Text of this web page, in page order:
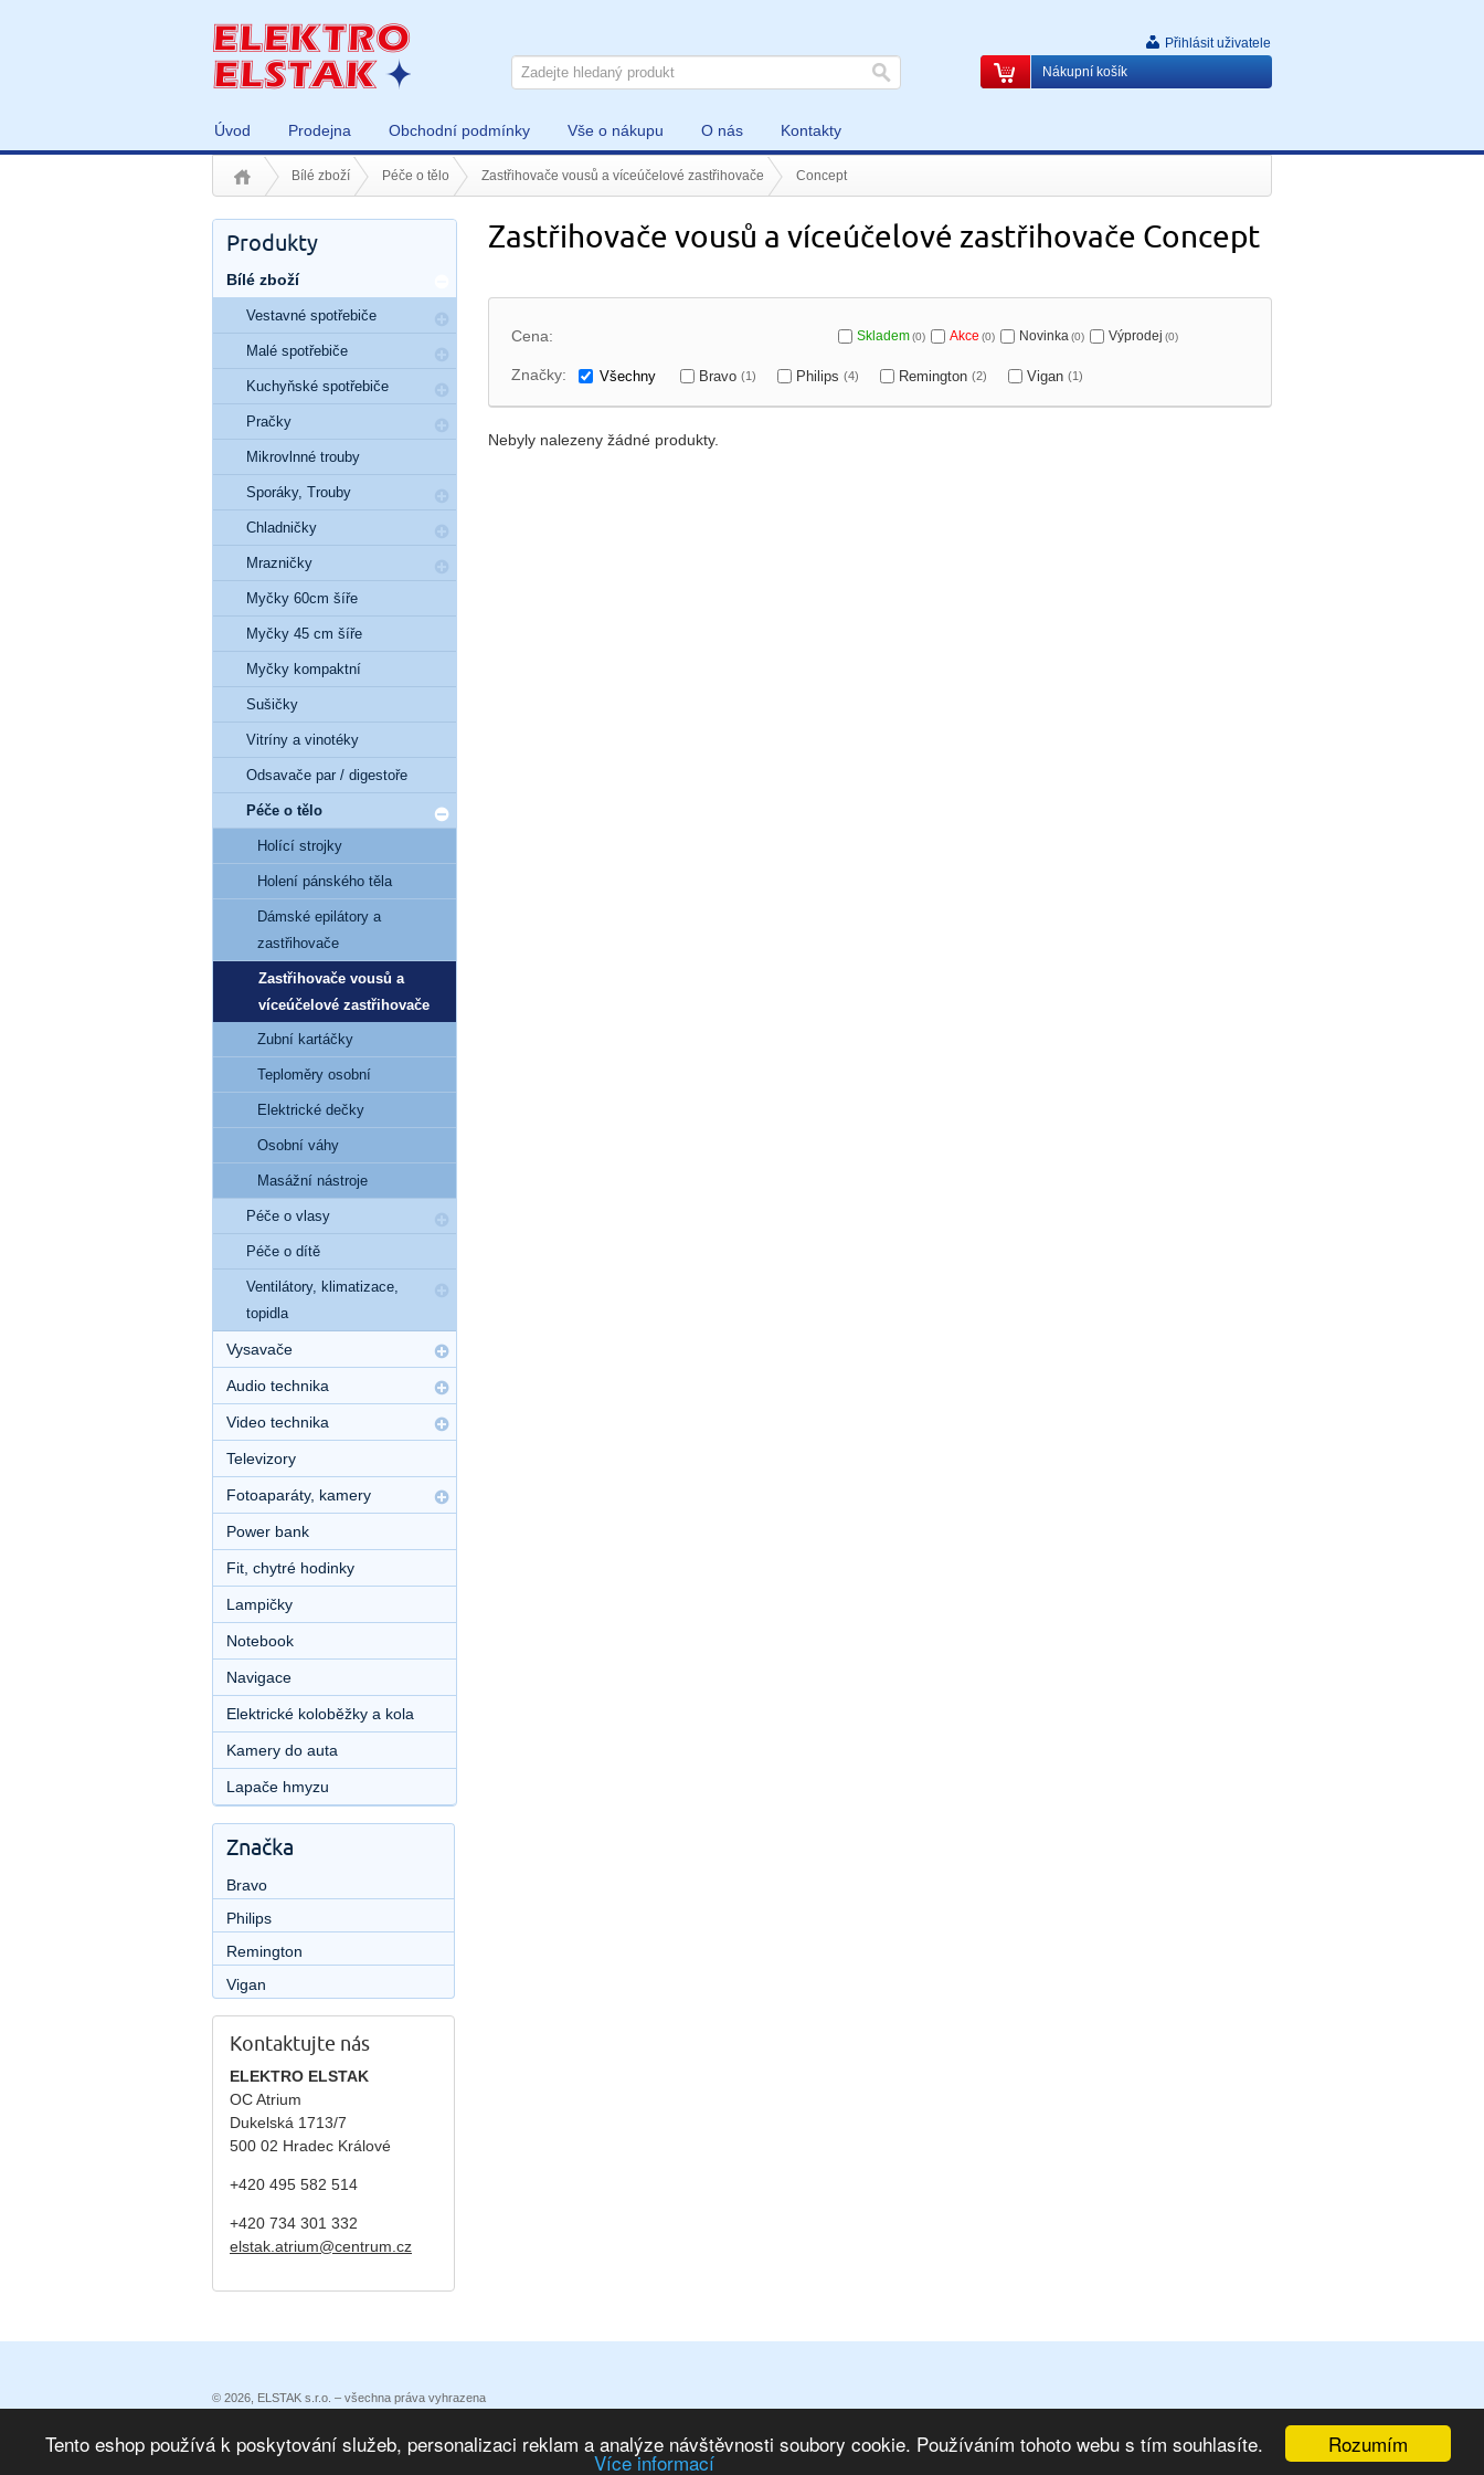
Rozumím
Tento eshop používá k poskytování služeb, personalizaci reklam a analýze návštěvnosti soubory cookie. Používáním tohoto webu s tím souhlasíte.
Více informací
Úvod Prodejna Obchodní podmínky Vše o nákupu O nás Kontakty
Přihlásit uživatele
Nákupní košík
Bílé zboží Péče o tělo Zastřihovače vousů a víceúčelové zastřihovače Concept
Zastřihovače vousů a víceúčelové zastřihovače Concept
Cena: Skladem(0) Akce (0) Novinka(0) Výprodej (0)
Značky: Všechny Bravo (1) Philips (4) Remington (2) Vigan (1)
Nebyly nalezeny žádné produkty.
Produkty
Bílé zboží
Vestavné spotřebiče
Malé spotřebiče
Kuchyňské spotřebiče
Pračky
Mikrovlnné trouby
Sporáky, Trouby
Chladničky
Mrazničky
Myčky 60cm šíře
Myčky 45 cm šíře
Myčky kompaktní
Sušičky
Vitríny a vinotéky
Odsavače par / digestoře
Péče o tělo
Holící strojky
Holení pánského těla
Dámské epilátory a
zastřihovače
Zastřihovače vousů a
víceúčelové zastřihovače
Zubní kartáčky
Teploměry osobní
Elektrické dečky
Osobní váhy
Masážní nástroje
Péče o vlasy
Péče o dítě
Ventilátory, klimatizace,
topidla
Vysavače
Audio technika
Video technika
Televizory
Fotoaparáty, kamery
Power bank
Fit, chytré hodinky
Lampičky
Notebook
Navigace
Elektrické koloběžky a kola
Kamery do auta
Lapače hmyzu
Značka
Bravo
Philips
Remington
Vigan
Kontaktujte nás
ELEKTRO ELSTAK
OC Atrium
Dukelská 1713/7
500 02 Hradec Králové
+420 495 582 514
+420 734 301 332
elstak.atrium@centrum.cz
© 2026, ELSTAK s.r.o. – všechna práva vyhrazena
Eshop vytvořila eBRÁNA
|eBRÁNA eshop s propojením na IS|Marketing eshopu